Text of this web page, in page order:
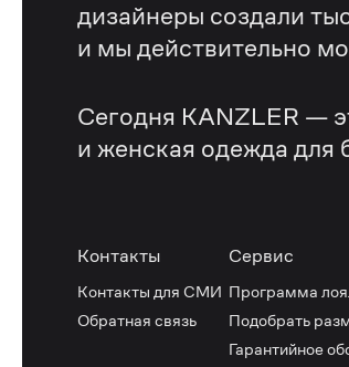
дизайнеры создали
и мы действительно
Сегодня KANZLER —
и женская одежда для
Контакты
Контакты для СМИ
Обратная связь
Сервис
Программа
Подобрать
Гарантийное